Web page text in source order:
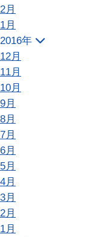
2月
1月
2016年
12月
11月
10月
9月
8月
7月
6月
5月
4月
3月
2月
1月